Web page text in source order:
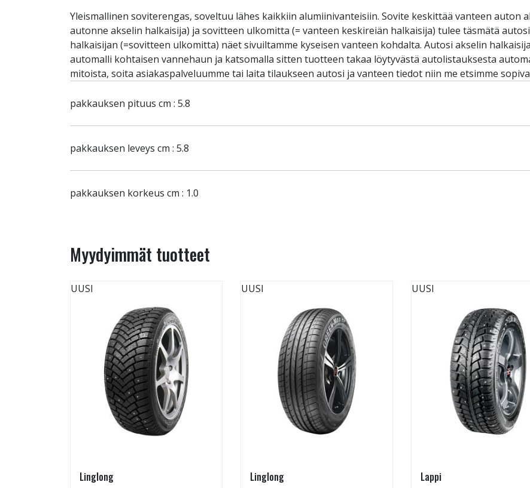
Yleismallinen soviterengas, soveltuu lähes kaikkiin alumiinivanteisiin. Sovite keskittää vanteen auton
autonne akselin halkaisija) ja sovitteen ulkomitta (= vanteen keskireiän halkaisija) tulee täsmätä
halkaisijan (=sovitteen ulkomitta) näet sivuiltamme kyseisen vanteen kohdalta. Autosi akselin
automalli kohtaisen vannehaun ja katsomalla sitten tuotteen takaa löytyvästä autolistauksesta
mitoista, soita asiakaspalveluumme tai laita tilaukseen autosi ja vanteen tiedot niin me etsimme
pakkauksen pituus cm : 5.8
pakkauksen leveys cm : 5.8
pakkauksen korkeus cm : 1.0
Myydyimmät tuotteet
UUSI
Linglong
UUSI
Linglong
UUSI
Lappi